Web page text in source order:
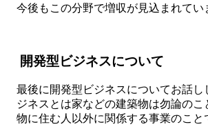
今後もこの分野で増収が見込まれてい
開発型ビジネスについて
最後に開発型ビジネスについてお話し
ジネスとは家などの建築物は勿論の
物に住む人以外に関係する事業のこと